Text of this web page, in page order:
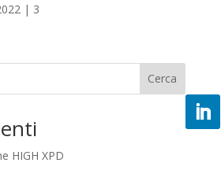
| 3
Cerca
HIGH XPD